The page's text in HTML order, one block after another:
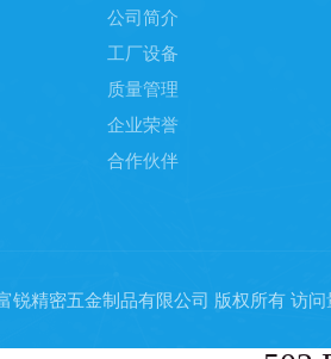
公司简介
工厂设备
质量管理
企业荣誉
合作伙伴
锐精密五金制品有限公司 版权所有 访问